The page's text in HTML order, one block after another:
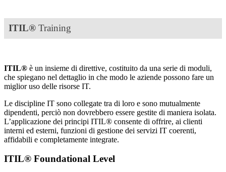
ITIL® Training
ITIL® è un insieme di direttive, costituito da una serie di moduli,
che spiegano nel dettaglio in che modo le aziende possono fare un
miglior uso delle risorse IT.
Le discipline IT sono collegate tra di loro e sono mutualmente
dipendenti, perciò non dovrebbero essere gestite di maniera isolata.
L’applicazione dei principi ITIL® consente di offrire, ai clienti
interni ed esterni, funzioni di gestione dei servizi IT coerenti,
affidabili e completamente integrate.
ITIL® Foundational Level